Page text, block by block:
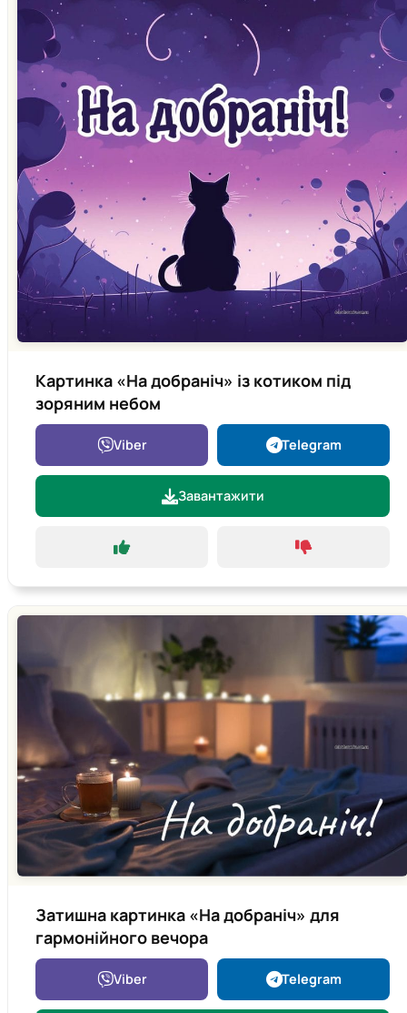
Картинка «На добраніч» із котиком під
зоряним небом
Viber Telegram
Завантажити
Затишна картинка «На добраніч» для
гармонійного вечора
Viber Telegram